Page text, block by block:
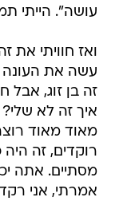
עושה". הייתי
ואז חוויתי את
עשה את העונה
איך זה לא
מאוד מאוד
רוקדים, זה היה
מסתיים. אתה
אמרתי, אני